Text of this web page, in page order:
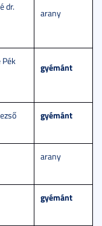
dr.
arany
Pék
gyémánt
gyémánt
arany
gyémánt